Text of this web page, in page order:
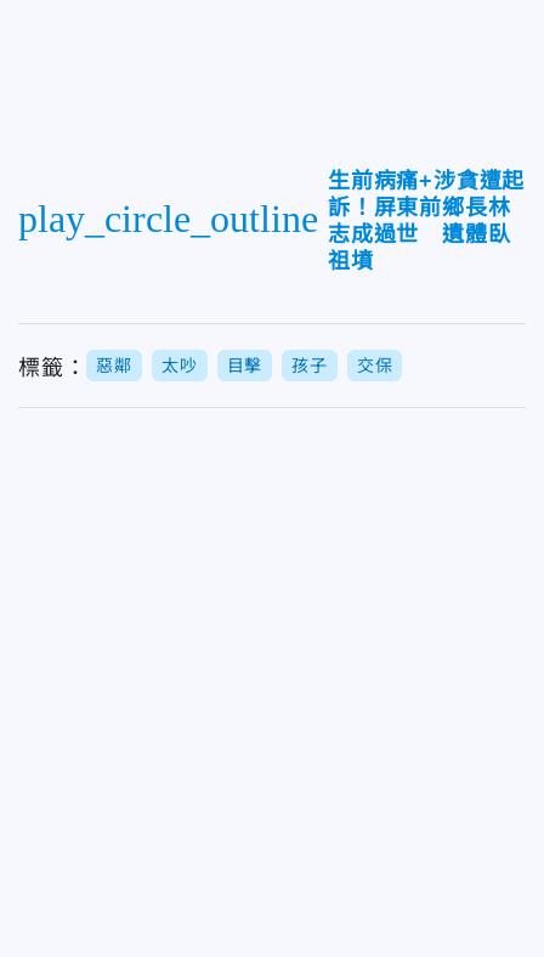
play_circle_outline
生前病痛+涉貪遭起
訴！屏東前鄉長林
志成過世 遺體臥
祖墳
標籤： 惡鄰 太吵 目擊 孩子 交保